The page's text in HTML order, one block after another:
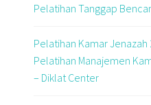
Pelatihan Tanggap
Pelatihan Kamar Jenazah
Pelatihan Manajemen
– Diklat Center